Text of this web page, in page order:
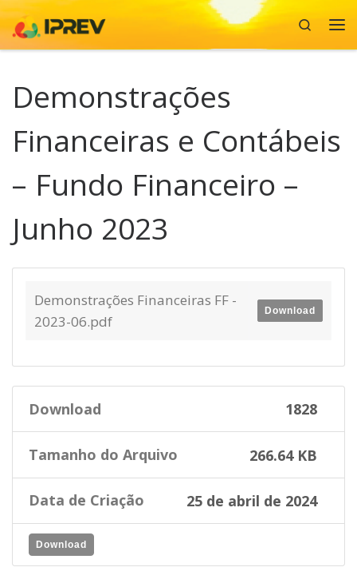
Skip to content
Search
Demonstrações
Financeiras e Contábeis
– Fundo Financeiro –
Junho 2023
Demonstrações Financeiras FF -
2023-06.pdf
Download
Download 1828
Tamanho do Arquivo 266.64 KB
Data de Criação 25 de abril de 2024
Download